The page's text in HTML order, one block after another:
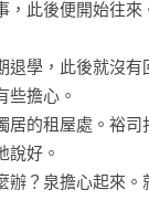
烈地認為真正重要
之間，這個世界產
而說起我自身的變
西現在還是喜歡，
不會像過去那樣迷
，此後便開始往來
退學，此後就沒有
些擔心。
居的租屋處。裕司
說好。
辦？泉擔心起來